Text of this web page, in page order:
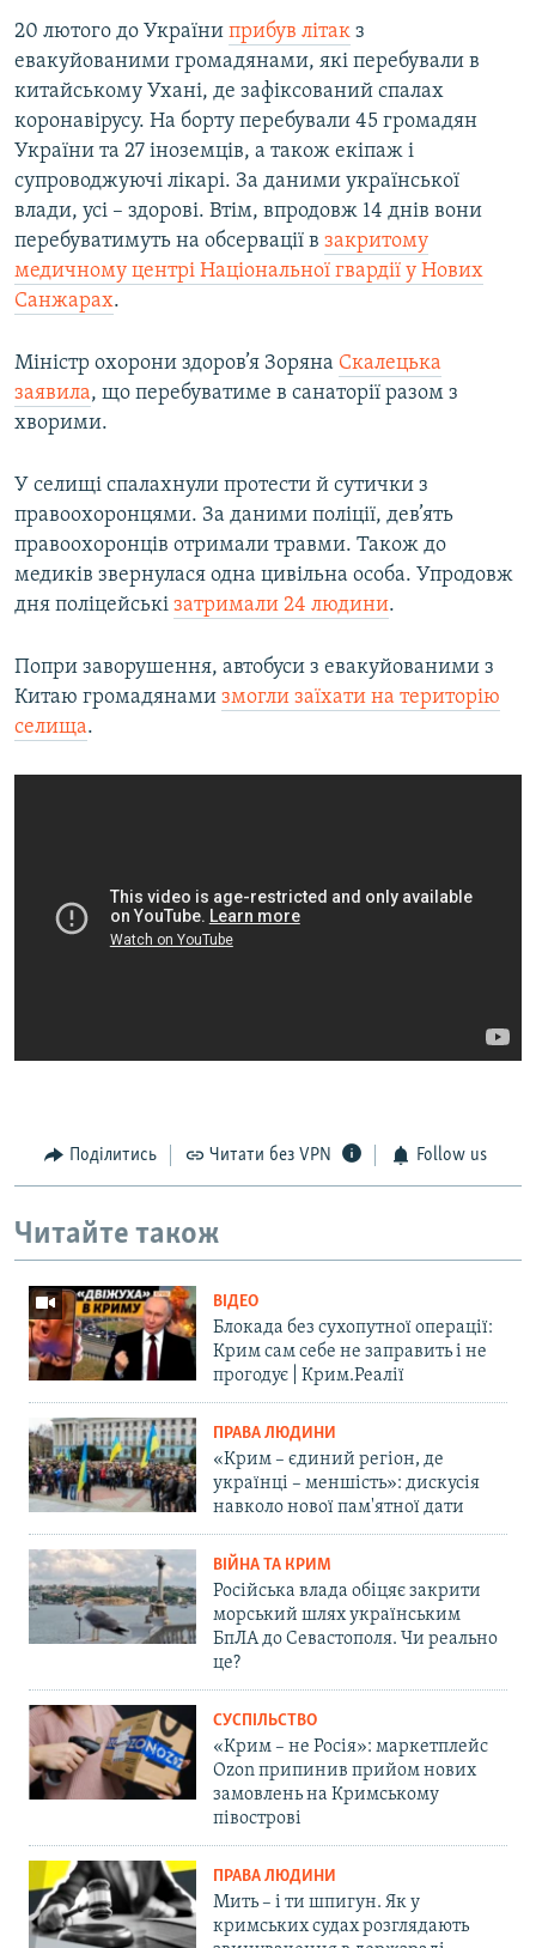
20 лютого до України прибув літак з
евакуйованими громадянами, які перебували в
китайському Ухані, де зафіксований спалах
коронавірусу. На борту перебували 45 громадян
України та 27 іноземців, а також екіпаж і
супроводжуючі лікарі. За даними української
влади, усі – здорові. Втім, впродовж 14 днів вони
перебуватимуть на обсервації в закритому
медичному центрі Національної гвардії у Нових
Санжарах.
Міністр охорони здоров’я Зоряна Скалецька
заявила, що перебуватиме в санаторії разом з
хворими.
У селищі спалахнули протести й сутички з
правоохоронцями. За даними поліції, дев’ять
правоохоронців отримали травми. Також до
медиків звернулася одна цивільна особа. Упродовж
дня поліцейські затримали 24 людини.
Попри заворушення, автобуси з евакуйованими з
Китаю громадянами змогли заїхати на територію
селища.
Поділитись Читати без VPN Follow us
Читайте також
ВІДЕО
Блокада без сухопутної операції:
Крим сам себе не заправить і не
прогодує | Крим.Реалії
ПРАВА ЛЮДИНИ
«Крим – єдиний регіон, де
українці – меншість»: дискусія
навколо нової пам'ятної дати
ВІЙНА ТА КРИМ
Російська влада обіцяє закрити
морський шлях українським
БпЛА до Севастополя. Чи реально
це?
СУСПІЛЬСТВО
«Крим – не Росія»: маркетплейс
Ozon припинив прийом нових
замовлень на Кримському
півострові
ПРАВА ЛЮДИНИ
Мить – і ти шпигун. Як у
кримських судах розглядають